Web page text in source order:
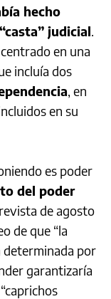
hecho
judicial
en una
incluía dos
, en
en su
es poder
del poder
de agosto
de que “la
determinada por
garantizaría